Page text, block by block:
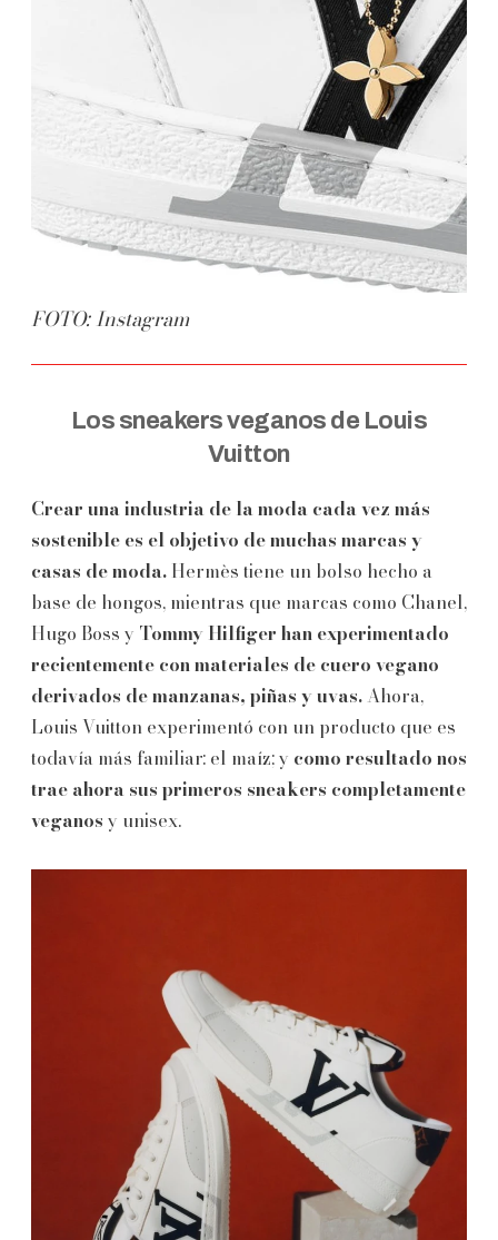
FOTO: Instagram
Los sneakers veganos de Louis
Vuitton
Crear una industria de la moda cada vez más
sostenible es el objetivo de muchas marcas y
casas de moda. Hermès tiene un bolso hecho a
base de hongos, mientras que marcas como Chanel,
Hugo Boss y Tommy Hilfiger han experimentado
recientemente con materiales de cuero vegano
derivados de manzanas, piñas y uvas.Ahora,
Louis Vuitton experimentó con un producto que es
todavía más familiar: el maíz; y como resultado nos
trae ahora sus primeros sneakers completamente
veganos y unisex.